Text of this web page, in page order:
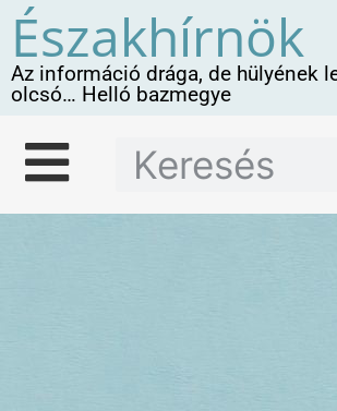
Északhírnök
Az információ drága, de hülyének
olcsó… Helló bazmegye